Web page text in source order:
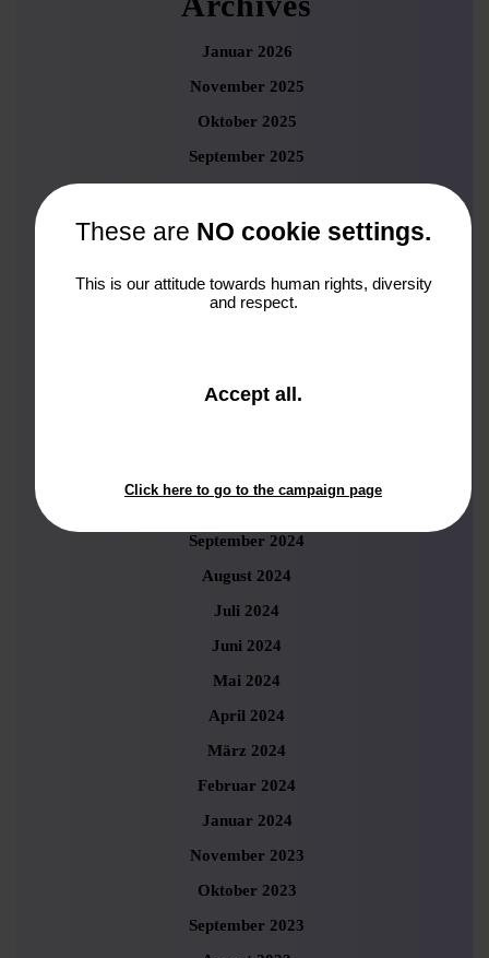
Januar 2026
November 2025
Oktober 2025
September 2025
Juni 2025
April 2025
Januar 2025
September 2024
August 2024
Juli 2024
Juni 2024
Mai 2024
April 2024
März 2024
Februar 2024
Januar 2024
November 2023
Oktober 2023
September 2023
These are NO cookie settings.
This is our attitude towards human rights, diversity
and respect.
Accept all and
.
Click here to go to the campaign page